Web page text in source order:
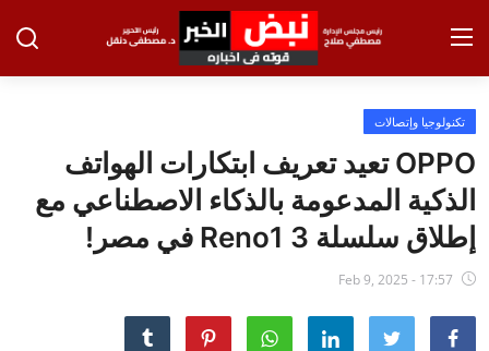
تسجيل الدخول
الرئيسية
الاخبار
الاقتصاد
الحوادث
تكنولوجيا وإتصالات
OPPO تعيد تعريف ابتكارات الهواتف
الذكية المدعومة بالذكاء الاصطناعي مع
إطلاق سلسلة Reno1 3 في مصر!
Feb 9, 2025 - 17:57